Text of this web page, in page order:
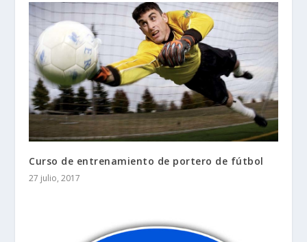
Curso de entrenamiento de portero de fútbol
27 julio, 2017